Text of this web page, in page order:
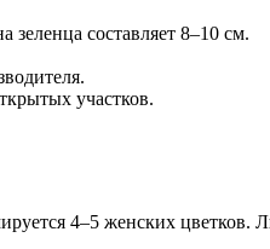
составляет 8–10 см.
участков.
4–5 женских цветков.